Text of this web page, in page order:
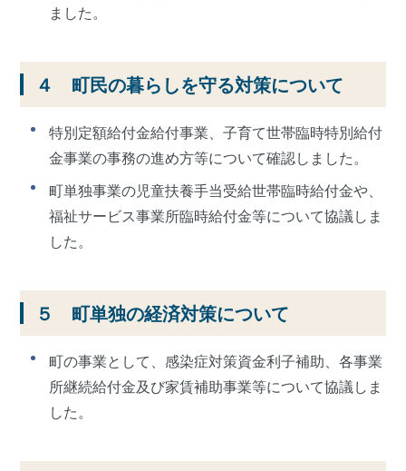
ました。
４ 町民の暮らしを守る対策について
特別定額給付金給付事業、子育て世帯臨時特別給付
金事業の事務の進め方等について確認しました。
町単独事業の児童扶養手当受給世帯臨時給付金や、
福祉サービス事業所臨時給付金等について協議しま
した。
５ 町単独の経済対策について
町の事業として、感染症対策資金利子補助、各事業
所継続給付金及び家賃補助事業等について協議しま
した。